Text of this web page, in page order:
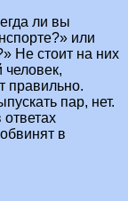
ли вы
или
Не стоит на них
человек,
правильно.
пар, нет.
в